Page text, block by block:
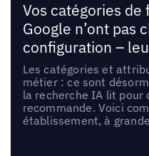
Vos catégories
Google n’ont pas
configuration –
Les catégories et
métier : ce sont
la recherche IA lit pour
recommande. Voici
établissement, à